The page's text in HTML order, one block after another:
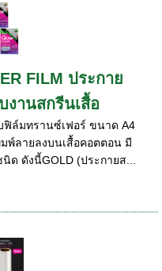
FILM ประกาย
งานสกรีนเสื้อ
ฟิล์มทรานซ์เฟอร์ ขนาด A4
พ์ลายลงบนเสื้อคอตตอน มี
ด ดังนี้GOLD (ประกายส...